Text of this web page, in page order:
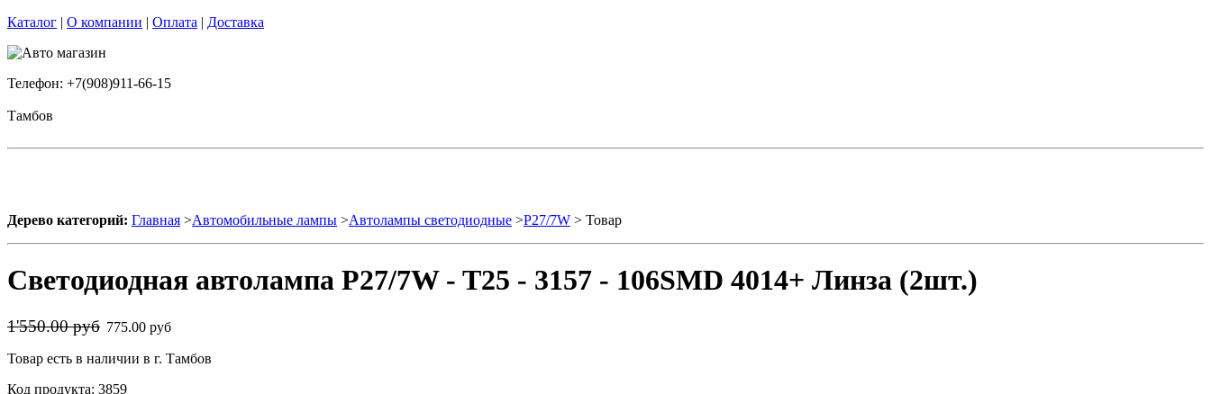
Каталог | О компании | Оплата | Доставка
Телефон: +7(908)911-66-15
Тамбов
Дерево категорий: Главная >Автомобильные лампы >Автолампы светодиодные >P27/7W > Товар
Светодиодная автолампа P27/7W - T25 - 3157 - 106SMD 4014+ Линза (2шт.)
1'550.00 руб 775.00 руб
Товар есть в наличии в г. Тамбов
Код продукта: 3859